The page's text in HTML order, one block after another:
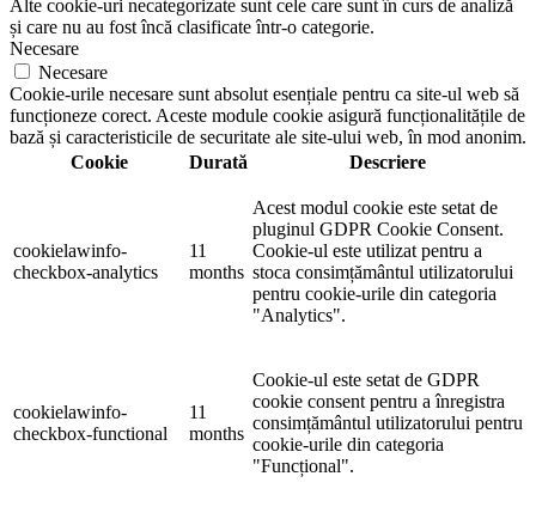
Alte cookie-uri necategorizate sunt cele care sunt în curs de analiză
și care nu au fost încă clasificate într-o categorie.
Necesare
Necesare
Cookie-urile necesare sunt absolut esențiale pentru ca site-ul web să
funcționeze corect. Aceste module cookie asigură funcționalitățile de
bază și caracteristicile de securitate ale site-ului web, în mod anonim.
Cookie
Durată Descriere
cookielawinfo-
checkbox-analytics
11
months
Acest modul cookie este setat de
pluginul GDPR Cookie Consent.
Cookie-ul este utilizat pentru a
stoca consimțământul utilizatorului
pentru cookie-urile din categoria
"Analytics".
cookielawinfo-
checkbox-functional
11
months
Cookie-ul este setat de GDPR
cookie consent pentru a înregistra
consimțământul utilizatorului pentru
cookie-urile din categoria
"Funcțional".